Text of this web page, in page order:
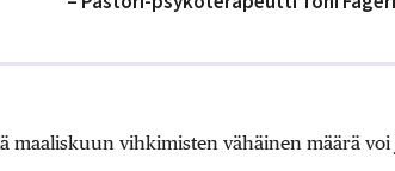
maaliskuun vihkimisten vähäinen määrä